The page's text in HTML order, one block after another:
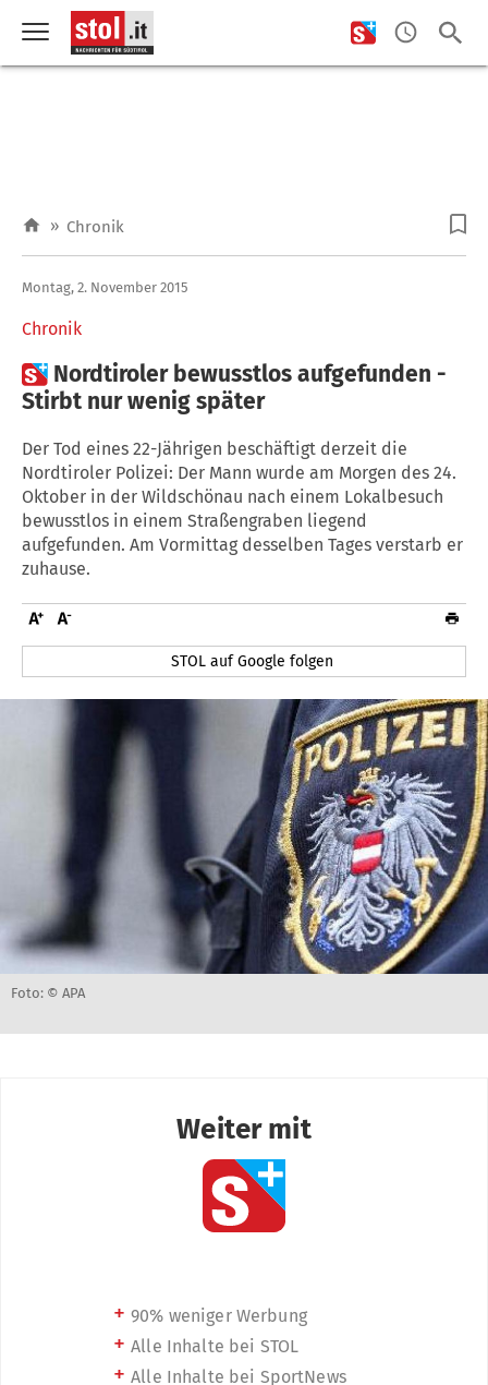
» Chronik
Chronik
Montag, 2. November 2015
 Nordtiroler bewusstlos aufgefunden -
Stirbt nur wenig später
Der Tod eines 22-Jährigen beschäftigt derzeit die
Nordtiroler Polizei: Der Mann wurde am Morgen des 24.
Oktober in der Wildschönau nach einem Lokalbesuch
bewusstlos in einem Straßengraben liegend
aufgefunden. Am Vormittag desselben Tages verstarb er
zuhause.
STOL auf Google folgen
Foto: © APA